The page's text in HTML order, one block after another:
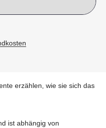
erzählen, wie sie sich das
ist abhängig von